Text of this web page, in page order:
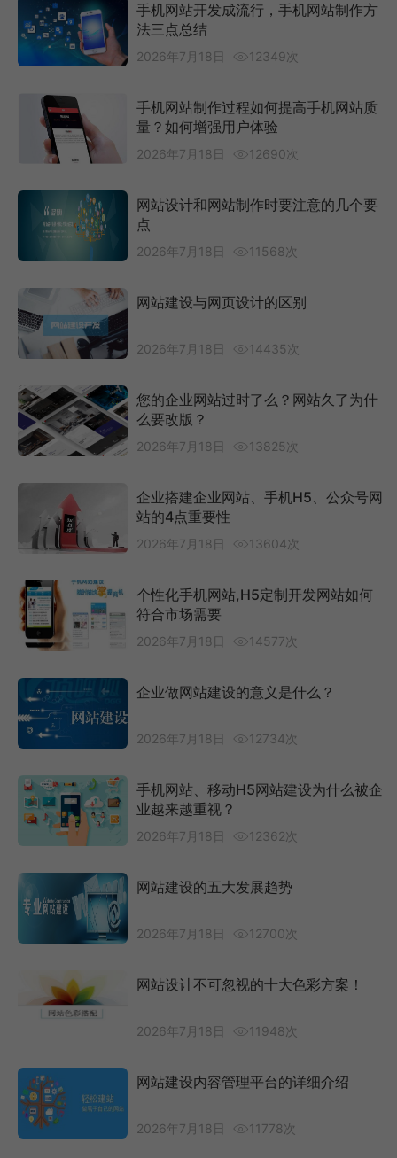
手机网站开发成流行，手机网站制作方
法三点总结
2026年7月18日 12349次
手机网站制作过程如何提高手机网站质
量？如何增强用户体验
2026年7月18日 12690次
网站设计和网站制作时要注意的几个要
点
2026年7月18日 11568次
网站建设与网页设计的区别
2026年7月18日 14435次
您的企业网站过时了么？网站久了为什
么要改版？
2026年7月18日 13825次
企业搭建企业网站、手机H5、公众号网
站的4点重要性
2026年7月18日 13604次
个性化手机网站,H5定制开发网站如何
符合市场需要
2026年7月18日 14577次
企业做网站建设的意义是什么？
2026年7月18日 12734次
手机网站、移动H5网站建设为什么被企
业越来越重视？
2026年7月18日 12362次
网站建设的五大发展趋势
2026年7月18日 12700次
网站设计不可忽视的十大色彩方案！
2026年7月18日 11948次
网站建设内容管理平台的详细介绍
2026年7月18日 11778次